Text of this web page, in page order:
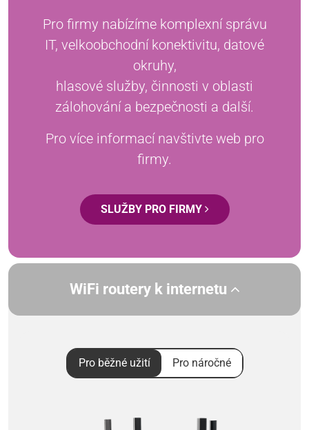
Pro firmy nabízíme komplexní správu
IT, velkoobchodní konektivitu, datové
okruhy,
hlasové služby, činnosti v oblasti
zálohování a bezpečnosti a další.
Pro více informací navštivte web pro
firmy.
SLUŽBY PRO FIRMY
WiFi routery k internetu
Pro běžné užití Pro náročné